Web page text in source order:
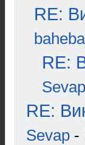
RE:
baheba
RE:
Sevap
RE:
Sevap -